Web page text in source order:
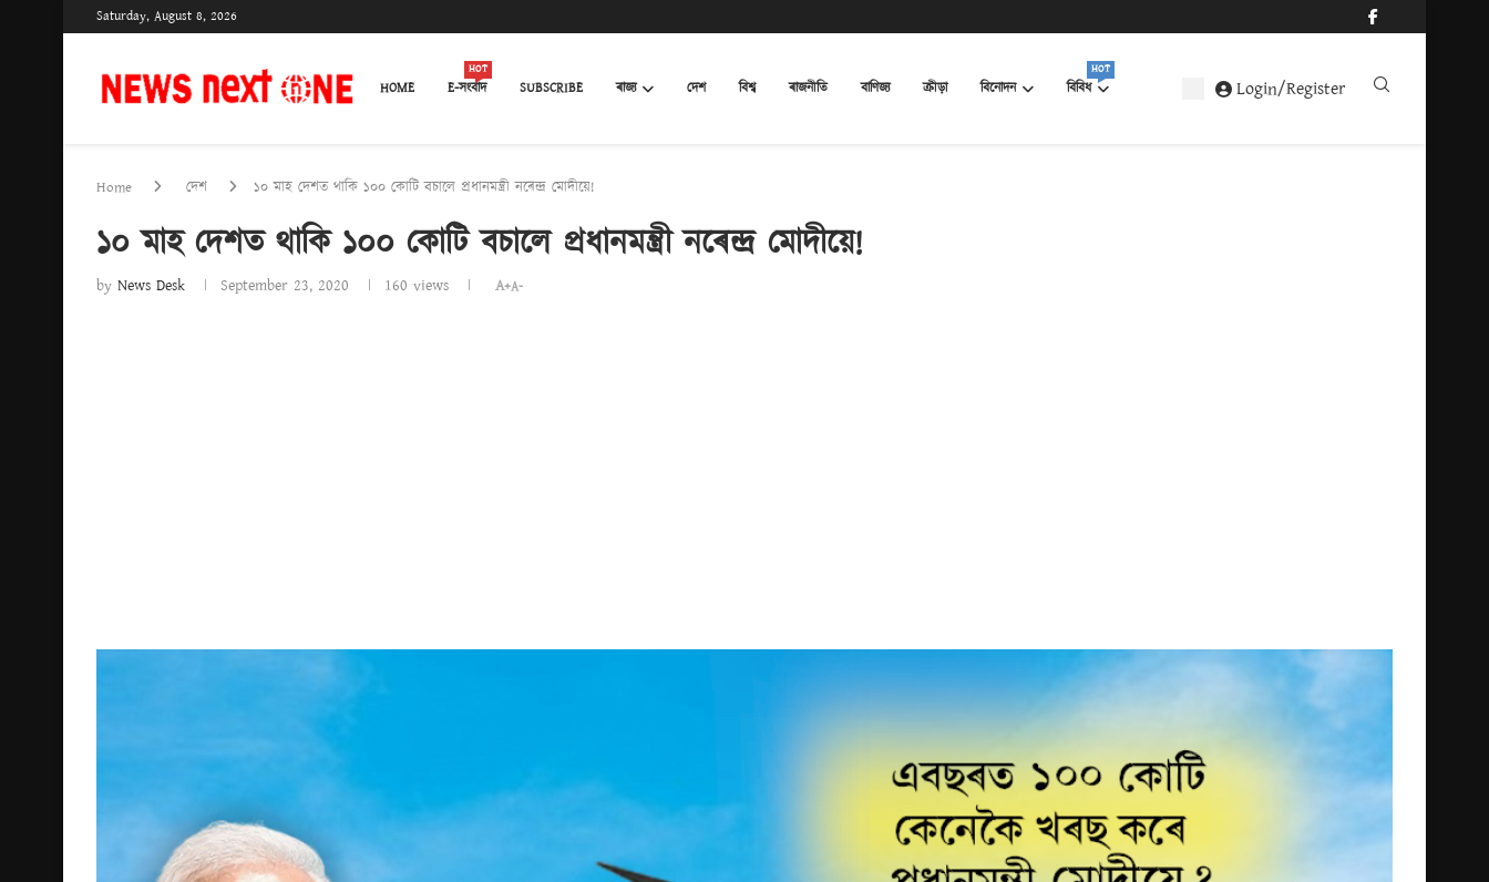
Saturday, August 8, 2026
HOME E-সংবাদ
HOT
SUBSCRIBE ৰাজ্য দেশ বিশ্ব ৰাজনীতি বাণিজ্য ক্ৰীড়া বিনোদন বিবিধ
HOT
Login/Register
Home দেশ ১০ মাহ দেশত থাকি ১০০ কোটি বচালে প্ৰধানমন্ত্ৰী নৰেন্দ্ৰ মোদীয়ে!
১০ মাহ দেশত থাকি ১০০ কোটি বচালে প্ৰধানমন্ত্ৰী নৰেন্দ্ৰ মোদীয়ে!
by News Desk September 23, 2020 160 views A+A-